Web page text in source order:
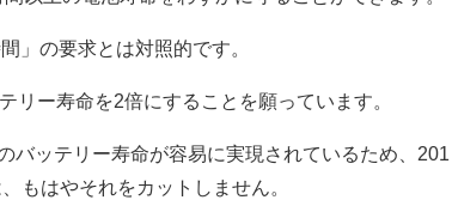
」の要求とは対照的です。
リー寿命を2倍にすることを願っています。
バッテリー寿命が容易に実現されているため、201
もはやそれをカットしません。